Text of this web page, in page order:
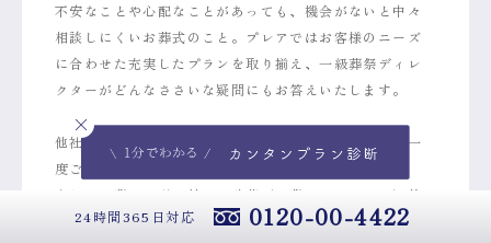
不安なことや心配なことがあっても、機会がないと中々
相談しにくいお葬式のこと。プレアではお客様のニーズ
に合わせた充実したプランを取り揃え、一級葬祭ディレ
クターがどんなささいな疑問にもお答えいたします。
他社会員様や他社様でのご葬儀を出された方も、ぜひ一
度ご相談下さい。
また、お墓のお引っ越しや改葬（お墓のリフォーム）等
のご相談も伺っておりますので、気になる事はお気軽に
24時間365日対応 0120-00-4422